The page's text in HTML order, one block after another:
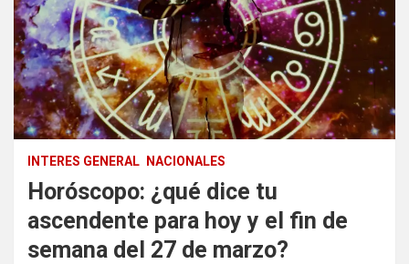
INTERES GENERAL NACIONALES
Horóscopo: ¿qué dice tu
ascendente para hoy y el fin de
semana del 27 de marzo?